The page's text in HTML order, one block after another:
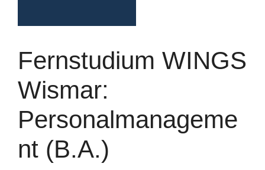
Fernstudium WINGS
Wismar:
Personalmanageme
nt (B.A.)